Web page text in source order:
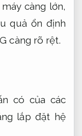
càng lớn,
quả ổn định
càng rõ rệt.
có của các
lắp đặt hệ